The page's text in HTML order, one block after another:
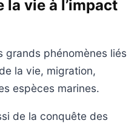
la vie à l’impact
grands phénomènes liés
la vie, migration,
espèces marines.
de la conquête des